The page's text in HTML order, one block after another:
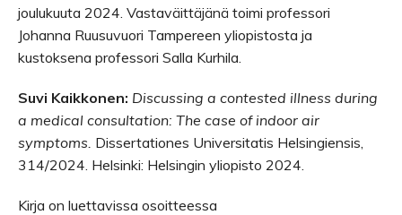
joulukuuta 2024. Vastaväittäjänä toimi professori
Johanna Ruusuvuori Tampereen yliopistosta ja
kustoksena professori Salla Kurhila.
Suvi Kaikkonen: Discussing a contested illness during
a medical consultation: The case of indoor air
symptoms. Dissertationes Universitatis Helsingiensis,
314/2024. Helsinki: Helsingin yliopisto 2024.
Kirja on luettavissa osoitteessa